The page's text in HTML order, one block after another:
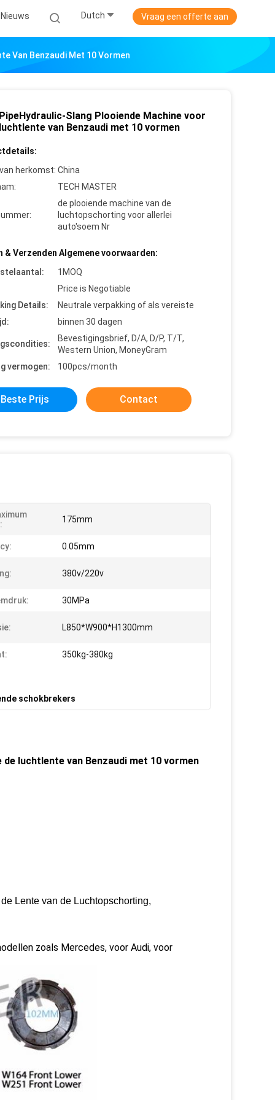
Nieuws Dutch Vraag een offerte aan
Van Benzaudi Met 10 Vormen
Slang Plooiende Machine voor
van Benzaudi met 10 vormen
herkomst: China
TECH MASTER
de plooiende machine van de
luchtopschorting voor allerlei
auto'soem Nr
& Verzenden Algemene voorwaarden:
1MOQ
Price is Negotiable
Details:
Neutrale verpakking of als vereiste
binnen 30 dagen
Bevestigingsbrief, D/A, D/P, T/T,
Western Union, MoneyGram
vermogen:
100pcs/month
Beste Prijs Contact
175mm
0.05mm
380v/220v
30MPa
L850*W900*H1300mm
350kg-380kg
schokbrekers
luchtlente van Benzaudi met 10 vormen
Lente van de Luchtopschorting,
zoals Mercedes, voor Audi, voor